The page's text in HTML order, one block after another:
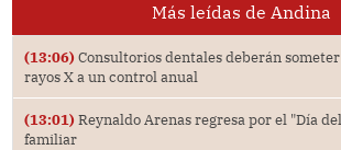
Más leídas de Andina
(13:06) Consultorios dentales deberán
rayos X a un control anual
(13:01) Reynaldo Arenas regresa por el "Día
familiar